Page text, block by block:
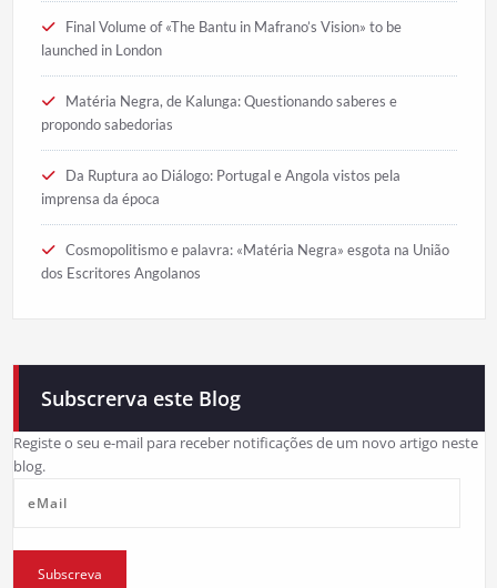
Final Volume of «The Bantu in Mafrano’s Vision» to be
launched in London
Matéria Negra, de Kalunga: Questionando saberes e
propondo sabedorias
Da Ruptura ao Diálogo: Portugal e Angola vistos pela
imprensa da época
Cosmopolitismo e palavra: «Matéria Negra» esgota na União
dos Escritores Angolanos
Subscrerva este Blog
Registe o seu e-mail para receber notificações de um novo artigo neste
blog.
Subscreva